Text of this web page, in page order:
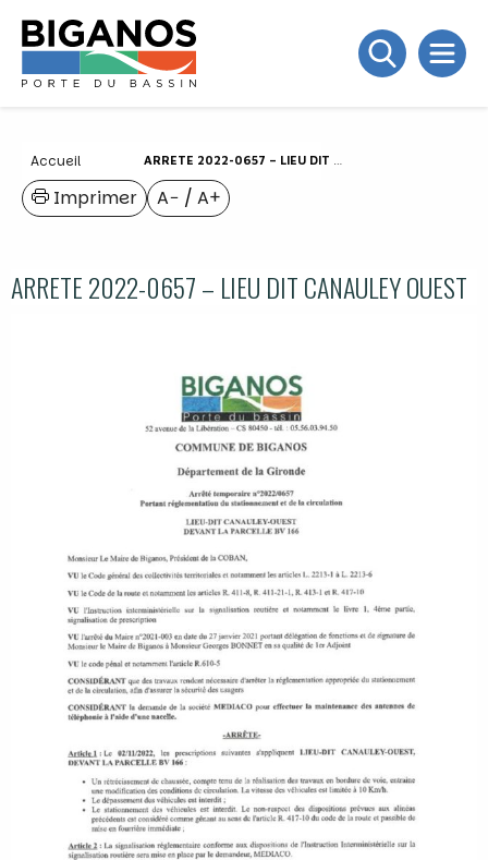
Accueil ARRETE 2022-0657 – LIEU DIT CANAULEY OUEST
A− / A+
Imprimer
ARRETE 2022-0657 – LIEU DIT CANAULEY OUEST